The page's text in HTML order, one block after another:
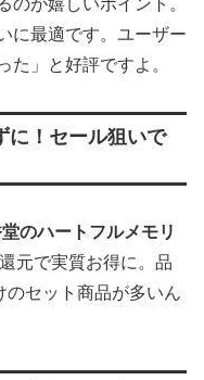
のが嬉しいポイント。
に最適です。ユーザー
た」と好評ですよ。
に！セール狙いで
堂のハートフルメモリ
元で実質お得に。品
セット商品が多いん